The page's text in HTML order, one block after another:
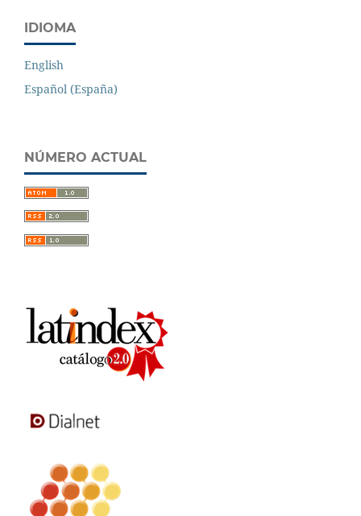
IDIOMA
English
Español (España)
NÚMERO ACTUAL